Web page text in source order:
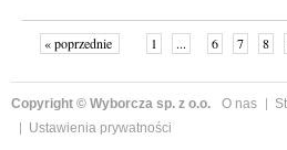
« poprzednie 1 ... 6 7 8
Copyright © Wyborcza sp. z o.o. O nas
Ustawienia prywatności